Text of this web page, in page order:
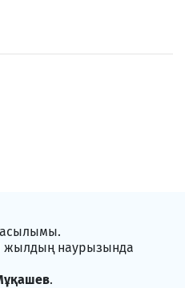
жылдың наурызында
.